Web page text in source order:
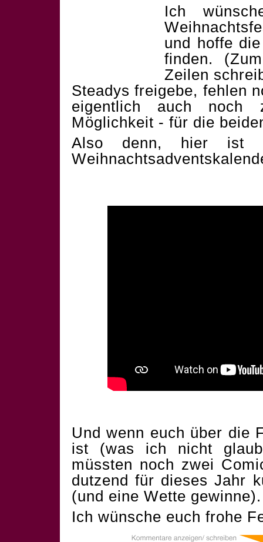
Ich
und hoffe
finden.
Zeilen
Steadys freigebe, fehlen
eigentlich auch noch
Möglichkeit - für die
Also denn, hier ist
Und wenn euch über die
ist (was ich nicht
müssten noch zwei
dutzend für dieses Jahr
(und eine Wette
Ich wünsche euch frohe